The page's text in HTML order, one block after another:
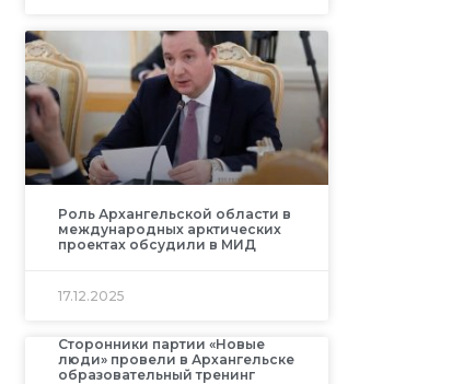
Роль Архангельской области в
международных арктических
проектах обсудили в МИД
17.12.2025
Сторонники партии «Новые
люди» провели в Архангельске
образовательный тренинг